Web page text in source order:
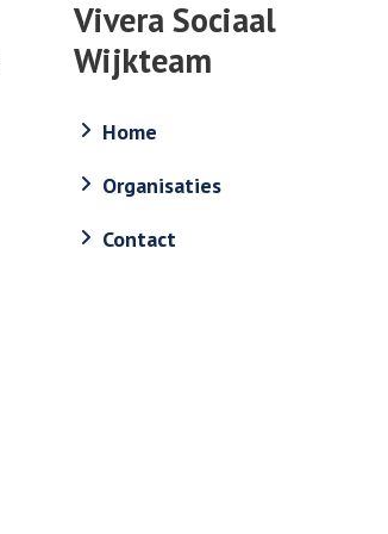
Vivera Sociaal
Wijkteam
Home
Organisaties
Contact